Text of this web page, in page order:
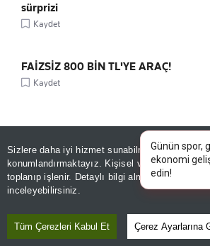
Sizlere daha iyi hizmet sunabilmek adına
konumlandırmaktayız. Kişisel verileriniz,
toplanıp işlenir. Detaylı bilgi almak için
inceleyebilirsiniz.
Tüm Çerezleri Kabul Et Çerez Ayarlarına
sürprizi
Kaydet
FAİZSİZ 800 BİN TL'YE ARAÇ!
Kaydet
ÖNE ÇIKANLAR
Günün spor,
ekonomi
edin